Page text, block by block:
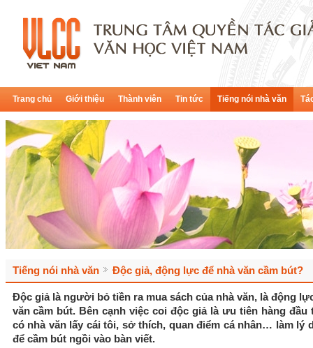
Trang chủ Giới thiệu Thành viên Tin tức Tiếng nói nhà văn
Tiếng nói nhà văn Độc giả, động lực để nhà văn cầm bút?
Độc giả là người bỏ tiền ra mua sách của nhà văn, là động
văn cầm bút. Bên cạnh việc coi độc giả là ưu tiên hàng đầu
có nhà văn lấy cái tôi, sở thích, quan điểm cá nhân… làm lý
để cầm bút ngồi vào bàn viết.